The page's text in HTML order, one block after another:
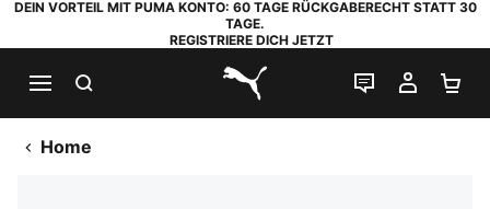
DEIN VORTEIL MIT PUMA KONTO: 60 TAGE RÜCKGABERECHT STATT 30
TAGE.
REGISTRIERE DICH JETZT
PUMA.com
LIVE-CHAT
MEIN
Home